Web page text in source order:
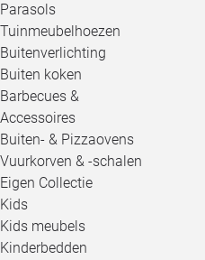
Parasols
Tuinmeubelhoezen
Buitenverlichting
Buiten koken
Barbecues &
Accessoires
Buiten- & Pizzaovens
Vuurkorven & -schalen
Eigen Collectie
Kids
Kids meubels
Kinderbedden